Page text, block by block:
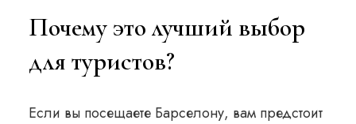
Почему это лучший выбор
для туристов?
Если вы посещаете Барселону, вам предстоит